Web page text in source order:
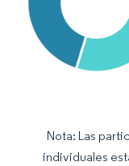
Imagen © Mordor
Nota: Las
individuales